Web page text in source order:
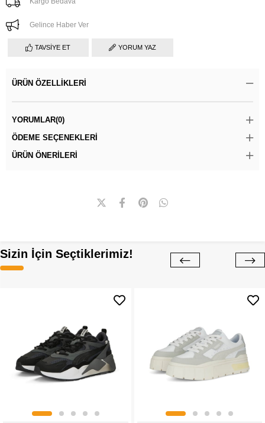
Gelince Haber Ver
TAVSIYE ET YORUM YAZ
ÜRÜN ÖZELLIKLERI
YORUMLAR(0)
ÖDEME SEÇENEKLERI
ÜRÜN ÖNERILERI
Sizin İçin Seçtiklerimiz!